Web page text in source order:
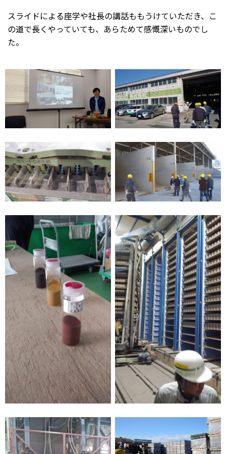
スライドによる座学や社長の講話ももうけていただき、こ
の道で長くやっていても、あらためて感慨深いものでし
た。